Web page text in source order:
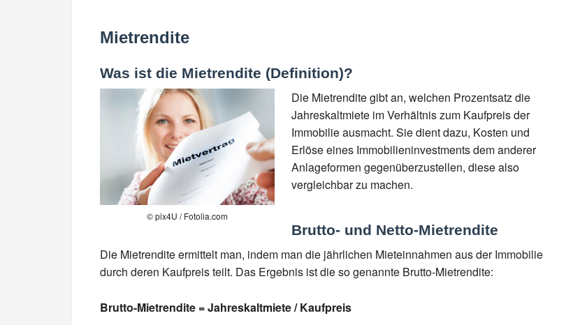
Mietrendite
Was ist die Mietrendite (Definition)?
© pix4U / Fotolia.com
Die Mietrendite gibt an, welchen Prozentsatz die
Jahreskaltmiete im Verhältnis zum Kaufpreis der
Immobilie ausmacht. Sie dient dazu, Kosten und
Erlöse eines Immobilieninvestments dem anderer
Anlageformen gegenüberzustellen, diese also
vergleichbar zu machen.
Brutto- und Netto-Mietrendite
Die Mietrendite ermittelt man, indem man die jährlichen Mieteinnahmen aus der Immobilie
durch deren Kaufpreis teilt. Das Ergebnis ist die so genannte Brutto-Mietrendite:
Brutto-Mietrendite = Jahreskaltmiete / Kaufpreis